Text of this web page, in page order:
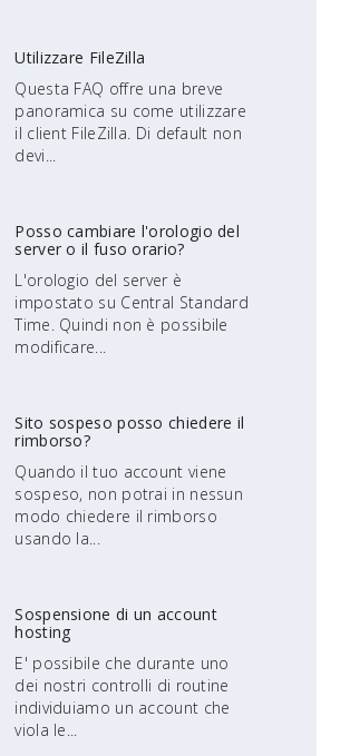
Utilizzare FileZilla
Questa FAQ offre una breve
panoramica su come utilizzare
il client FileZilla. Di default non
devi...
Posso cambiare l'orologio del
server o il fuso orario?
L'orologio del server è
impostato su Central Standard
Time. Quindi non è possibile
modificare...
Sito sospeso posso chiedere il
rimborso?
Quando il tuo account viene
sospeso, non potrai in nessun
modo chiedere il rimborso
usando la...
Sospensione di un account
hosting
E' possibile che durante uno
dei nostri controlli di routine
individuiamo un account che
viola le...